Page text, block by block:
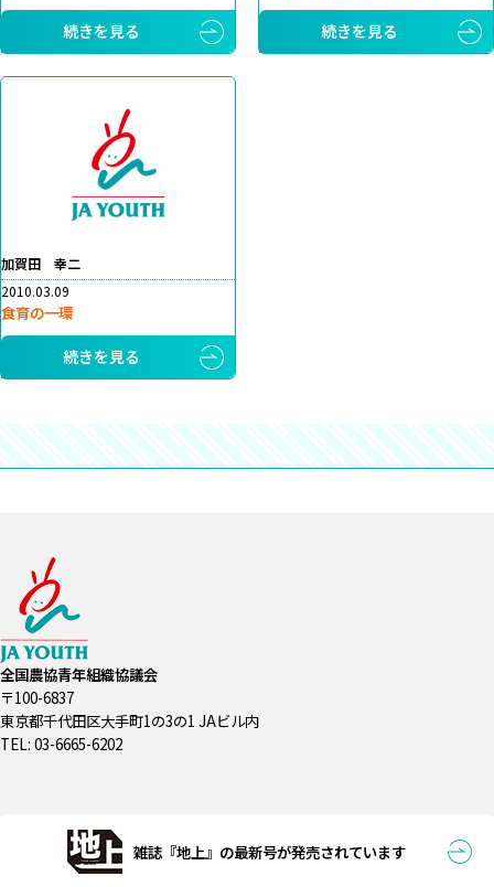
続きを見る
続きを見る
加賀田 幸二
2010.03.09
食育の一環
続きを見る
全国農協青年組織協議会
〒100-6837
東京都千代田区大手町1の3の1 JAビル内
TEL: 03-6665-6202
雑誌『地上』の最新号が発売されています